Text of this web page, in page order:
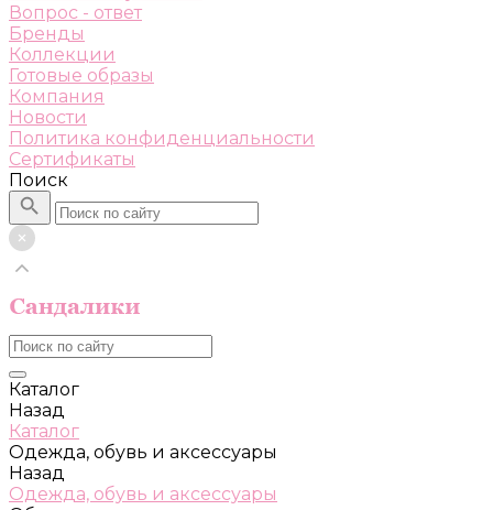
Вопрос - ответ
Бренды
Коллекции
Готовые образы
Компания
Новости
Политика конфиденциальности
Сертификаты
Поиск
Каталог
Назад
Каталог
Одежда, обувь и аксессуары
Назад
Одежда, обувь и аксессуары